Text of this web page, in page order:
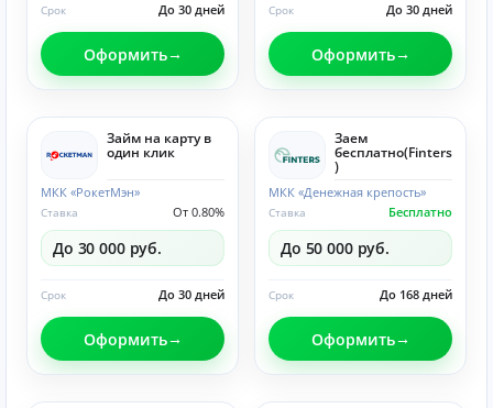
До 30 дней
Срок
Оформить
До 30 дней
Срок
Оформить
Займ на карту в
один клик
МКК «РокетМэн»
От 0.80%
Ставка
До 30 000 руб.
До 30 дней
Срок
Оформить
Заем
бесплатно(Finters
)
МКК «Денежная крепость»
Бесплатно
Ставка
До 50 000 руб.
До 168 дней
Срок
Оформить